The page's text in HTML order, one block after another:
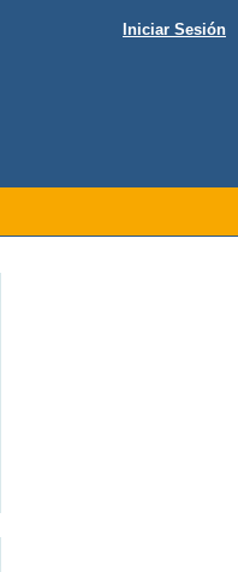
Iniciar Sesión